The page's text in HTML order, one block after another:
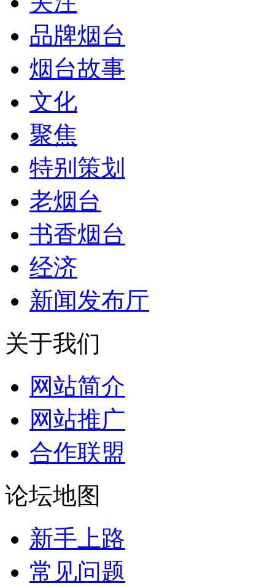
品牌烟台
烟台故事
文化
聚焦
特别策划
老烟台
书香烟台
经济
新闻发布厅
关于我们
网站简介
网站推广
合作联盟
论坛地图
新手上路
常见问题